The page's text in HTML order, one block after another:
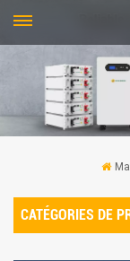
CATÉGORIES DE